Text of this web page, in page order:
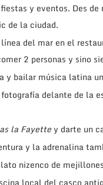
y eventos. Des
de la ciudad.
del mar en el
2 personas y sino
y bailar música latina
delante de la
la Fayettey darte un
y la adrenalina
nizenco de
local del casco